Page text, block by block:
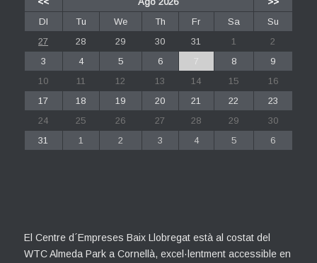
Dl
Tu We Th Fr Sa
Su
27
28 29 30 31 1
2
3
4 5 6 7 8
9
10
11 12 13 14 15
16
17
18 19 20 21 22
23
24
25 26 27 28 29
30
31
1 2 3 4 5 6
El Centre d´Empreses Baix Llobregat està al costat del
WTC Almeda Park a Cornellà, excel·lentment accessible en